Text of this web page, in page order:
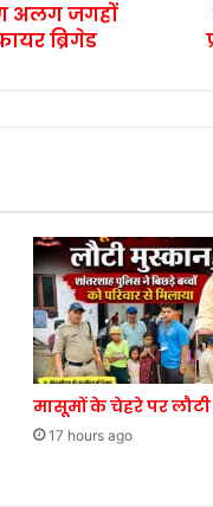
अलग जगहों
ब्रिगेड
मासूमों के चेहरे पर
17 hours ago